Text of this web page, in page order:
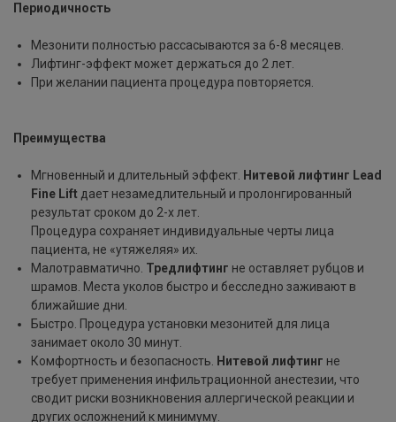
Периодичность
Мезонити полностью рассасываются за 6-8 месяцев.
Лифтинг-эффект может держаться до 2 лет.
При желании пациента процедура повторяется.
Преимущества
Мгновенный и длительный эффект. Нитевой лифтинг Lead
Fine Lift дает незамедлительный и пролонгированный
результат сроком до 2-х лет.
Процедура сохраняет индивидуальные черты лица
пациента, не «утяжеляя» их.
Малотравматично. Тредлифтинг не оставляет рубцов и
шрамов. Места уколов быстро и бесследно заживают в
ближайшие дни.
Быстро. Процедура установки мезонитей для лица
занимает около 30 минут.
Комфортность и безопасность.
Нитевой лифтинг не
требует применения инфильтрационной анестезии, что
сводит риски возникновения аллергической реакции и
других осложнений к минимуму.